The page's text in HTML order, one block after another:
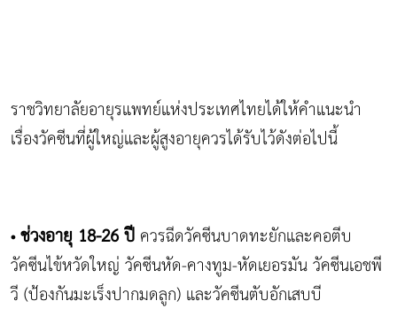
ราชวิทยาลัยอายุรแพทย์แห่งประเทศไทยได้ให้คำแนะนำ
เรื่องวัคซีนที่ผู้ใหญ่และผู้สูงอายุควรได้รับไว้ดังต่อไปนี้
•ช่วงอายุ 18-26 ปี ควรฉีดวัคซีนบาดทะยักและคอตีบ
วัคซีนไข้หวัดใหญ่ วัคซีนหัด-คางทูม-หัดเยอรมัน วัคซีนเอชพี
วี (ป้องกันมะเร็งปากมดลูก) และวัคซีนตับอักเสบบี